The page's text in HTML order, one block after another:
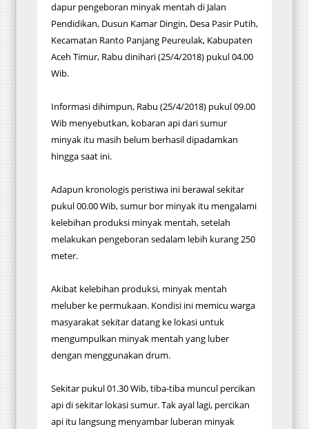
dapur pengeboran minyak mentah di Jalan
Pendidikan, Dusun Kamar Dingin, Desa Pasir Putih,
Kecamatan Ranto Panjang Peureulak, Kabupaten
Aceh Timur, Rabu dinihari (25/4/2018) pukul 04.00
Wib.
Informasi dihimpun, Rabu (25/4/2018) pukul 09.00
Wib menyebutkan, kobaran api dari sumur
minyak itu masih belum berhasil dipadamkan
hingga saat ini.
Adapun kronologis peristiwa ini berawal sekitar
pukul 00.00 Wib, sumur bor minyak itu mengalami
kelebihan produksi minyak mentah, setelah
melakukan pengeboran sedalam lebih kurang 250
meter.
Akibat kelebihan produksi, minyak mentah
meluber ke permukaan. Kondisi ini memicu warga
masyarakat sekitar datang ke lokasi untuk
mengumpulkan minyak mentah yang luber
dengan menggunakan drum.
Sekitar pukul 01.30 Wib, tiba-tiba muncul percikan
api di sekitar lokasi sumur. Tak ayal lagi, percikan
api itu langsung menyambar luberan minyak